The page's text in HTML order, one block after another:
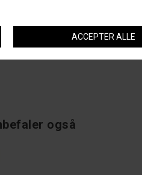
også